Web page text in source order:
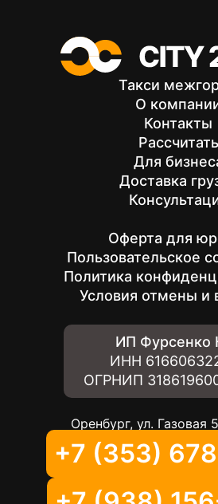
Такси
О
Контакты
Рассчитать
Для
Доставка
Оферта для
Пользовательское
Политика
Условия отмены и
ИП Фурсенко
ИНН
ОГРНИП
Оренбург, ул. Газовая
+7 (353)